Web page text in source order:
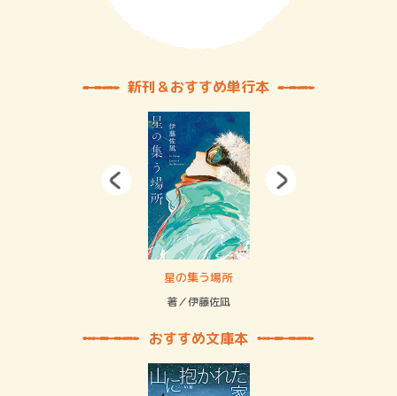
新刊＆おすすめ単行本
星の集う場所
著／伊藤佐凪
おすすめ文庫本